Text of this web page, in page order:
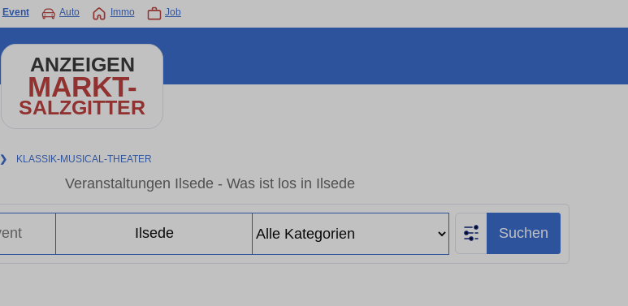
Event Auto Immo Job
ANZEIGEN
MARKT-
SALZGITTER
❯ KLASSIK-MUSICAL-THEATER
Veranstaltungen Ilsede - Was ist los in Ilsede
Suchen